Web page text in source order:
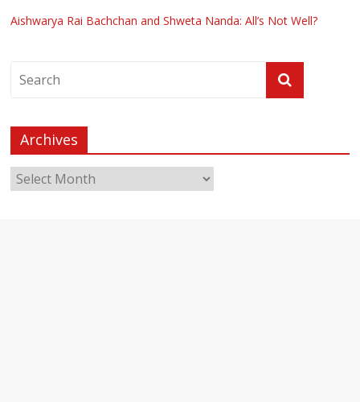
Aishwarya Rai Bachchan and Shweta Nanda: All’s Not Well?
Archives